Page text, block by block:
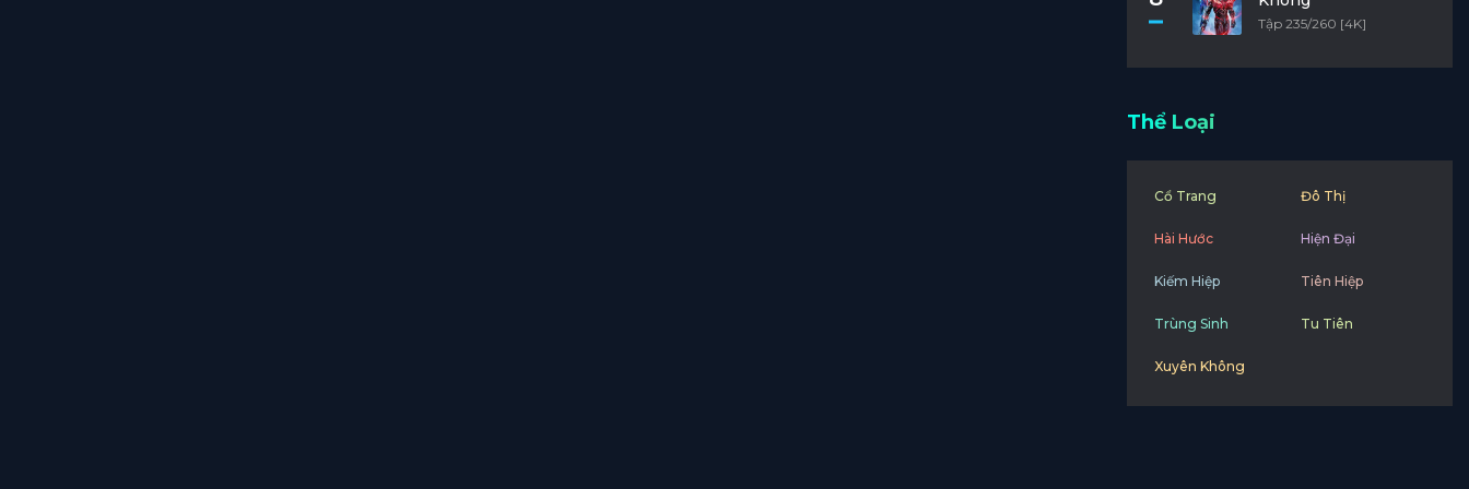
Tập 235/260 [4K]
Thể Loại
Cổ Trang Đô Thị
Hài Hước Hiện Đại
Kiếm Hiệp Tiên Hiệp
Trùng Sinh Tu Tiên
Xuyên Không